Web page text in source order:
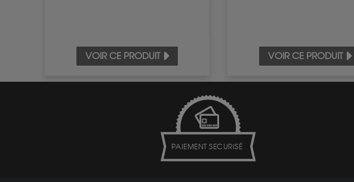
VOIR CE PRODUIT VOIR CE PRODUIT
PAIEMENT SECURISÉ